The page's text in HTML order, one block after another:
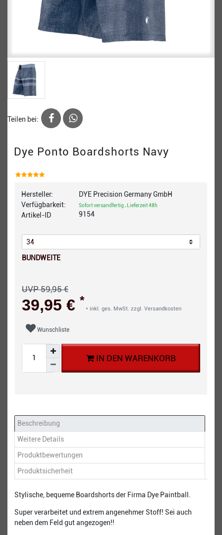
Teilen bei:
Dye Ponto Boardshorts Navy
Hersteller:
Verfügbarkeit:
Artikel-ID
DYE Precision Germany GmbH
Sofort versandfertig , Lieferzeit 48h
9154
BUNDWEITE
UVP 59,95 €
39,95 € *
* inkl. ges. MwSt. zzgl. Versandkosten
Wunschliste
IN DEN WARENKORB
Beschreibung
Weitere Details
Produktbewertungen
Produktsicherheit
Stylische, bequeme Boardshorts der Firma Dye Paintball.
Super verarbeitet und extrem angenehmer Stoff! Sei auch
neben dem Feld gut angezogen!!